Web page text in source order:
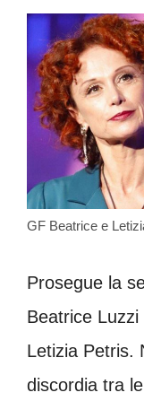
GF Beatrice e
Prosegue la
Beatrice
Letizia Petris.
discordia tra